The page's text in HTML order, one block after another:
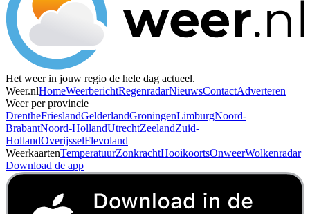
Het weer in jouw regio de hele dag actueel.
Weer.nlHomeWeerberichtRegenradarNieuwsContactAdverteren
Weer per provincie
DrentheFrieslandGelderlandGroningenLimburgNoord-
BrabantNoord-HollandUtrechtZeelandZuid-
HollandOverijsselFlevoland
WeerkaartenTemperatuurZonkrachtHooikoortsOnweerWolkenradar
Download de app